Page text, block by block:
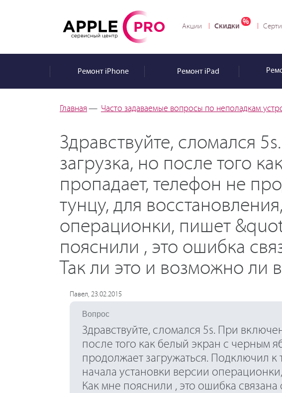
Акции Скидки
РемонтiPhone РемонтiPad
Главная — Часто задаваемые вопросы по неполадкам
Здравствуйте, сломался
загрузка, но после того
пропадает, телефон не
тунцу, для
операционки, пишет
пояснили , это ошибка
Так ли это и возможно ли
Павел, 23.02.2015
Вопрос
Здравствуйте, сломался 5s. При
после того как белый экран с черным
продолжает загружаться. Подключил к
начала установки версии
Как мне пояснили , это ошибка